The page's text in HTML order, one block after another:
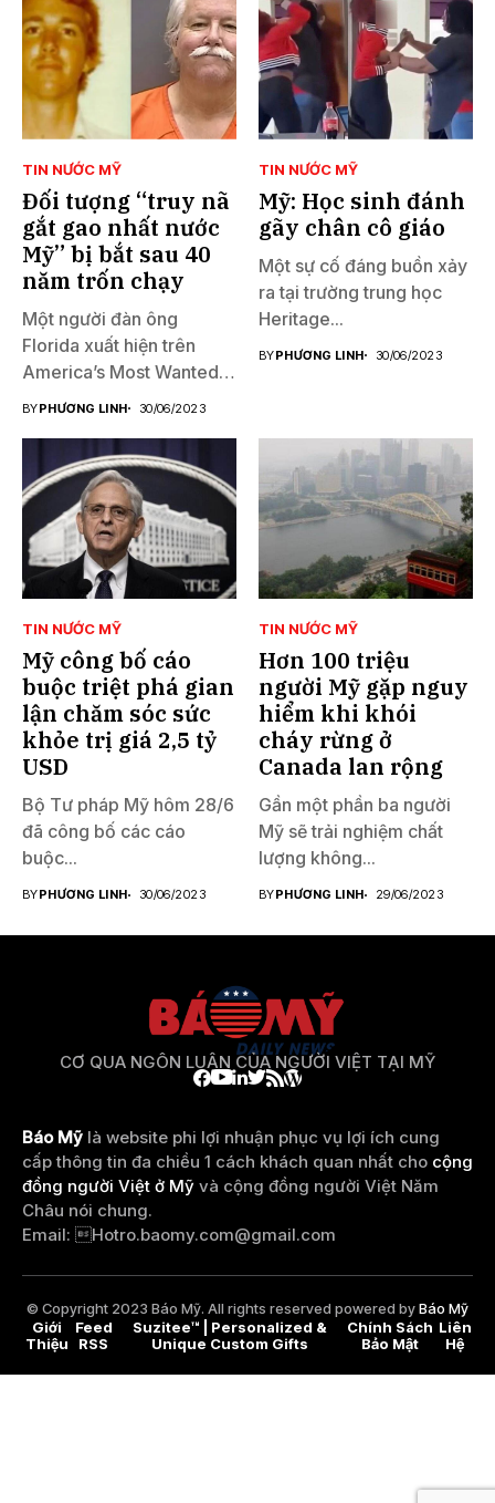
TIN NƯỚC MỸ
Đối tượng “truy nã
gắt gao nhất nước
Mỹ” bị bắt sau 40
năm trốn chạy
Một người đàn ông
Florida xuất hiện trên
America’s Most Wanted
BYPHƯƠNG LINH 30/06/2023
TIN NƯỚC MỸ
Mỹ: Học sinh đánh
gãy chân cô giáo
Một sự cố đáng buồn xảy
ra tại trường trung học
Heritage...
BYPHƯƠNG LINH 30/06/2023
TIN NƯỚC MỸ
Mỹ công bố cáo
buộc triệt phá gian
lận chăm sóc sức
khỏe trị giá 2,5 tỷ
USD
Bộ Tư pháp Mỹ hôm 28/6
đã công bố các cáo
buộc...
BYPHƯƠNG LINH 30/06/2023
TIN NƯỚC MỸ
Hơn 100 triệu
người Mỹ gặp nguy
hiểm khi khói
cháy rừng ở
Canada lan rộng
Gần một phần ba người
Mỹ sẽ trải nghiệm chất
lượng không...
BYPHƯƠNG LINH 29/06/2023
CƠ QUA NGÔN LUẬN CỦA NGƯỜI VIỆT TẠI MỸ
Báo Mỹ là website phi lợi nhuận phục vụ lợi ích cung
cấp thông tin đa chiều 1 cách khách quan nhất cho cộng
đồng người Việt ở Mỹ và cộng đồng người Việt Năm
Châu nói chung.
Email: Hotro.baomy.com@gmail.com
© Copyright 2023 Báo Mỹ. All rights reserved powered byBáo Mỹ
Giới
Thiệu
Feed
RSS
Suzitee™ | Personalized &
Unique Custom Gifts
Chính Sách
Bảo Mật
Liên
Hệ